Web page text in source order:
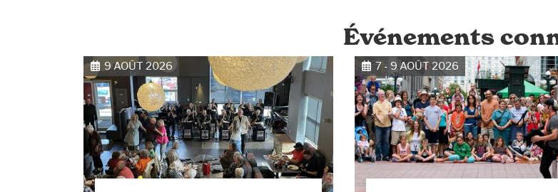
Événements
9 AOÛT 2026 7 - 9 AOÛT 2026